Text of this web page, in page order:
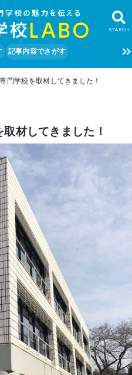
SEARCH
記事内容でさがす
門学校を取材してきました！
材してきました！